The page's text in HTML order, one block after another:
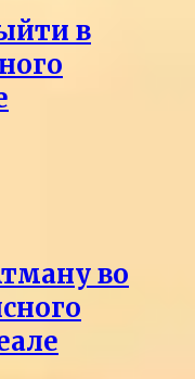
в
во